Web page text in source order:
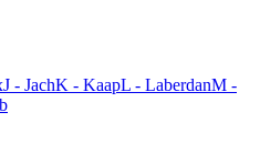
J - JachK - KaapL - LaberdanM -